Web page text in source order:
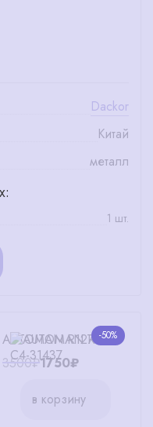
Dackor
Китай
металл
1 шт.
-50%
AUTOMAN R1276 C4
3500₽1750₽
в корзину